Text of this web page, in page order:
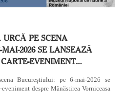
PE SCENA
2026 SE LANSEAZĂ
EVENIMENT…
Bucureștiului: pe 6-mai-2026 se
despre Mănăstirea Vorniceasa